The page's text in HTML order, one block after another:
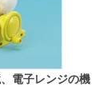
電子レンジの機